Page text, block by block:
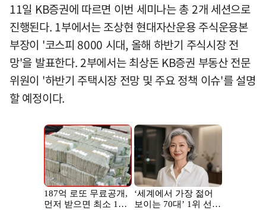
11일 KB증권에 따르면 이번 세미나는 총 2개 세션으로
진행된다. 1부에서는 조상현 현대자산운용 주식운용본
부장이 '코스피 8000 시대, 올해 하반기 주식시장 전
망'을 발표한다. 2부에서는 최상돈 KB증권 부동산 전문
위원이 '하반기 주택시장 전망 및 주요 정책 이슈'를 설명
할 예정이다.